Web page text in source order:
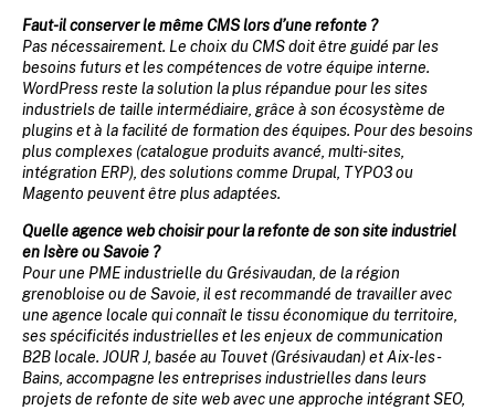
Faut-il conserver le même CMS lors d’une refonte ?
Pas nécessairement. Le choix du CMS doit être guidé par les
besoins futurs et les compétences de votre équipe interne.
WordPress reste la solution la plus répandue pour les sites
industriels de taille intermédiaire, grâce à son écosystème de
plugins et à la facilité de formation des équipes. Pour des besoins
plus complexes (catalogue produits avancé, multi-sites,
intégration ERP), des solutions comme Drupal, TYPO3 ou
Magento peuvent être plus adaptées.
Quelle agence web choisir pour la refonte de son site industriel
en Isère ou Savoie ?
Pour une PME industrielle du Grésivaudan, de la région
grenobloise ou de Savoie, il est recommandé de travailler avec
une agence locale qui connaît le tissu économique du territoire,
ses spécificités industrielles et les enjeux de communication
B2B locale. JOUR J, basée au Touvet (Grésivaudan) et Aix-les-
Bains, accompagne les entreprises industrielles dans leurs
projets de refonte de site web avec une approche intégrant SEO,